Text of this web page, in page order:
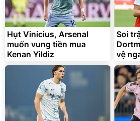
Máy Đánh Bọt Cà Phê,
Đánh Trứng Mini SOKANY
SK-02018
320.000đ
SOKANY
Sữa
Ẩm
Deal
Olay
Hụt Vinicius, Arsenal
muốn vung tiền mua
Kenan Yildiz
Soi
vệ